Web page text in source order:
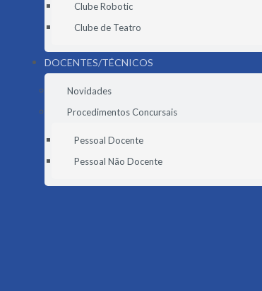
Clube Robotic
Clube de Teatro
DOCENTES/TÉCNICOS
Novidades
Procedimentos Concursais
Pessoal Docente
Pessoal Não Docente